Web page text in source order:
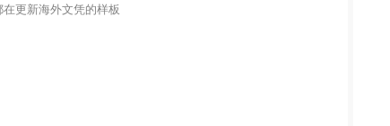
更新海外文凭的样板